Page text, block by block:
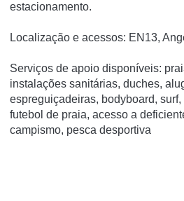
estacionamento.
Localização e acessos: EN13,
Serviços de apoio disponíveis:
instalações sanitárias, duches,
espreguiçadeiras, bodyboard,
futebol de praia, acesso a
campismo, pesca desportiva